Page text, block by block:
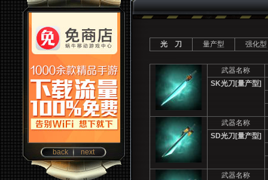
back next
光 刀 量产型 强化型
武器名称
SK光刀[量产型]
武器名称
SD光刀[量产型]
武器名称